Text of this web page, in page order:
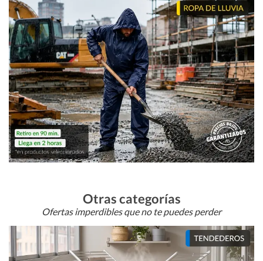
Otras categorías
Ofertas imperdibles que no te puedes perder